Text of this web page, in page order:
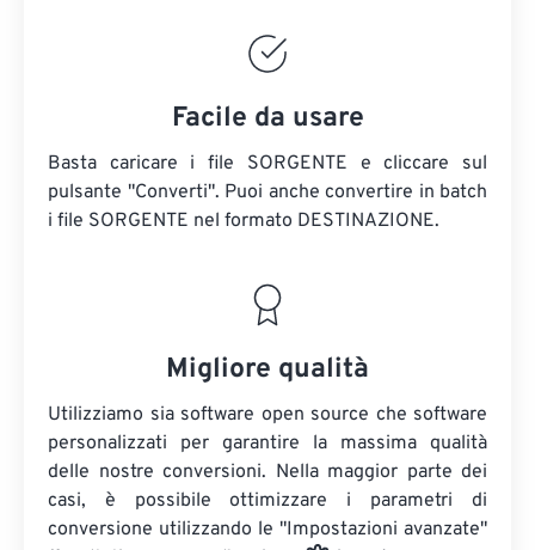
Facile da usare
Basta caricare i file SORGENTE e cliccare sul
pulsante "Converti". Puoi anche convertire in batch
i file SORGENTE nel formato DESTINAZIONE.
Migliore qualità
Utilizziamo sia software open source che software
personalizzati per garantire la massima qualità
delle nostre conversioni. Nella maggior parte dei
casi, è possibile ottimizzare i parametri di
conversione utilizzando le "Impostazioni avanzate"